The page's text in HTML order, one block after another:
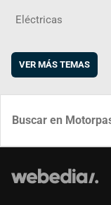
Eléctricas
VER MÁS TEMAS